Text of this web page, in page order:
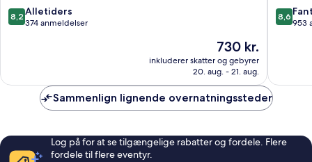
8.2
ud
anmeldelser
8,2 Alletiders
374 anmeldelser
Prisen
730 kr.
730 kr.
inkluderer skatter og gebyrer
20. aug. - 21. aug.
8.6
ud
8,6
953
Sammenlign lignende overnatningssteder
Log på for at se tilgængelige rabatter og fordele. Flere
fordele til flere eventyr.